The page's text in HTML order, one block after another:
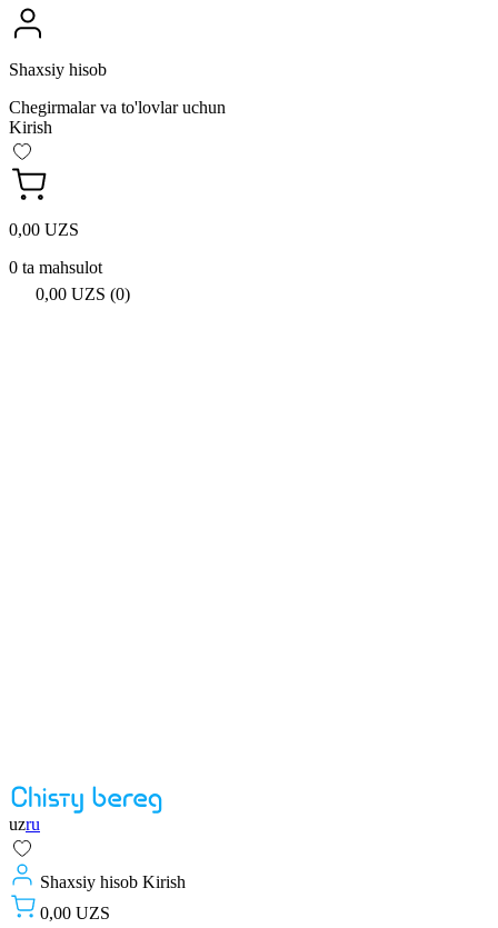
Shaxsiy hisob
Chegirmalar va to'lovlar uchun
Kirish
0,00 UZS
0 ta mahsulot
0,00 UZS (0)
uzru
Shaxsiy hisob Kirish
0,00 UZS